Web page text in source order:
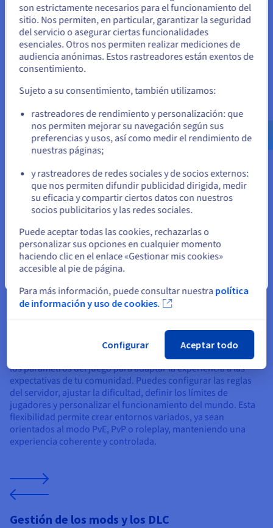
Una infraestructura pensada para la
disponibilidad y la fiabilidad
OVHcloud diseña y opera toda su infraestructura, desde la
fabricación de los servidores hasta la gestión de la red. Este
dominio permite ofrecer servidores dedicados Game con un
los usos del juego online. Las comunidades de Conan Exiles
su mundo, acoger a nuevos jugadores y preservar la
continuidad de la experiencia de juego.
Personalización avanzada y
control de tu servidor Conan
Exiles
Un servidor dedicado Conan Exiles ofrece un control total de
los parámetros del juego para adaptar la experiencia a las
expectativas de tu comunidad. Puedes configurar las reglas
del servidor, ajustar la dificultad, definir los límites de
jugadores y personalizar el funcionamiento del mundo. Esta
flexibilidad permite crear entornos variados, ya sean
orientados al modo PvE, PvP o roleplay, manteniendo una
experiencia coherente y controlada.
Gestión de los mods y los DLC
Parece que está ubicado en Estados
Unidos
Si quiere hacer un pedido desde Estados Unidos, deberá buscar
el sitio web adecuado y crear una cuenta.
us.ovhcloud.com/
Inglés USD - $
Permanezca en el sitio web actual
son estrictamente necesarios para el funcionamiento del
sitio. Nos permiten, en particular, garantizar la seguridad
del servicio o asegurar ciertas funcionalidades
esenciales. Otros nos permiten realizar mediciones de
audiencia anónimas. Estos rastreadores están exentos de
consentimiento.
Sujeto a su consentimiento, también utilizamos:
rastreadores de rendimiento y personalización: que
nos permiten mejorar su navegación según sus
preferencias y usos, así como medir el rendimiento de
nuestras páginas;
y rastreadores de redes sociales y de socios externos:
que nos permiten difundir publicidad dirigida, medir
su eficacia y compartir ciertos datos con nuestros
socios publicitarios y las redes sociales.
Puede aceptar todas las cookies, rechazarlas o
personalizar sus opciones en cualquier momento
haciendo clic en el enlace «Gestionar mis cookies»
accesible al pie de página.
Para más información, puede consultar nuestra política
de información y uso de cookies.
Configurar Aceptar todo